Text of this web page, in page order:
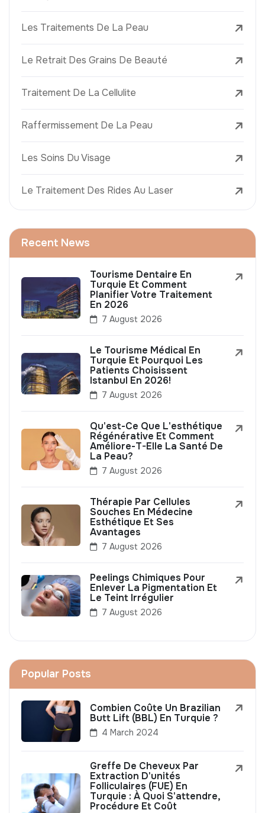
Les Traitements De La Peau
Le Retrait Des Grains De Beauté
Traitement De La Cellulite
Raffermissement De La Peau
Les Soins Du Visage
Le Traitement Des Rides Au Laser
Recent News
Tourisme Dentaire En
Turquie Et Comment
Planifier Votre Traitement
En 2026
7 August 2026
Le Tourisme Médical En
Turquie Et Pourquoi Les
Patients Choisissent
Istanbul En 2026!
7 August 2026
Qu'est-Ce Que L'esthétique
Régénérative Et Comment
Améliore-T-Elle La Santé De
La Peau?
7 August 2026
Thérapie Par Cellules
Souches En Médecine
Esthétique Et Ses
Avantages
7 August 2026
Peelings Chimiques Pour
Enlever La Pigmentation Et
Le Teint Irrégulier
7 August 2026
Popular Posts
Combien Coûte Un Brazilian
Butt Lift (BBL) En Turquie ?
4 March 2024
Greffe De Cheveux Par
Extraction D'unités
Folliculaires (FUE) En
Turquie : À Quoi S'attendre,
Procédure Et Coût